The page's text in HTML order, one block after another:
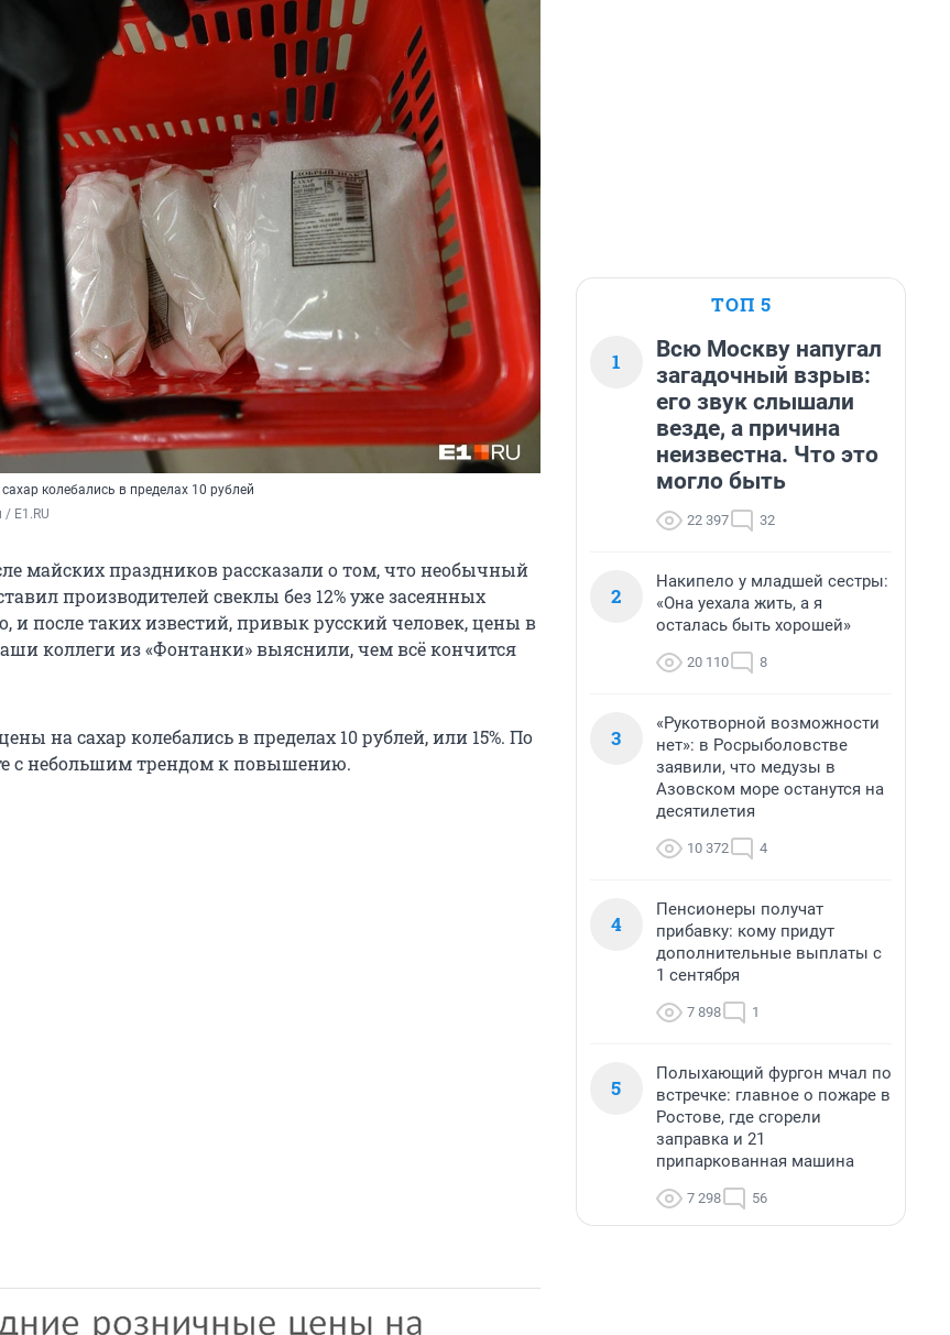
колебались в пределах 10 рублей
E1.RU
майских праздников рассказали о том, что необычный
производителей свеклы без 12% уже засеянных
и после таких известий, привык русский человек, цены в
коллеги из «Фонтанки» выяснили, чем всё кончится
на сахар колебались в пределах 10 рублей, или 15%. По
с небольшим трендом к повышению.
ТОП 5
1
Всю Москву напугал
загадочный взрыв:
его звук слышали
везде, а причина
неизвестна. Что это
могло быть
22 397 32
2
Накипело у младшей сестры:
«Она уехала жить, а я
осталась быть хорошей»
20 110 8
3
«Рукотворной возможности
нет»: в Росрыболовстве
заявили, что медузы в
Азовском море останутся на
десятилетия
10 372 4
4
Пенсионеры получат
прибавку: кому придут
дополнительные выплаты с
1 сентября
7 898 1
5
Полыхающий фургон мчал по
встречке: главное о пожаре в
Ростове, где сгорели
заправка и 21
припаркованная машина
7 298 56